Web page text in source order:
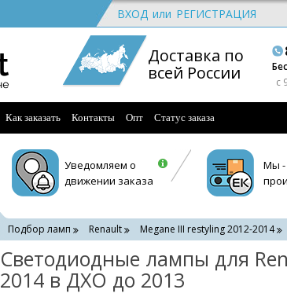
ВХОД или РЕГИСТРАЦИЯ
Доставка по
всей России
c
Как заказать Контакты Опт Статус заказа
Уведомляем о
движении заказа
Мы -
Подбор ламп Renault Megane III restyling 2012-2014
Светодиодные лампы для
2014 в ДХО до 2013